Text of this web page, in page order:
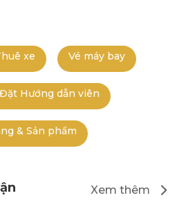
xe Vé máy bay
Đặt Hướng dẫn viên
& Sản phẩm
Xem thêm